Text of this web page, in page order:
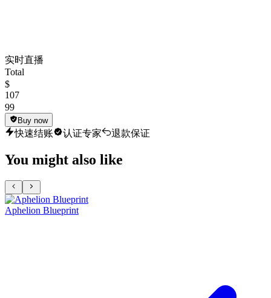
实时直播
Total
$
107
99
Buy now
快速结账 认证专家 退款保证
You might also like
Aphelion Blueprint